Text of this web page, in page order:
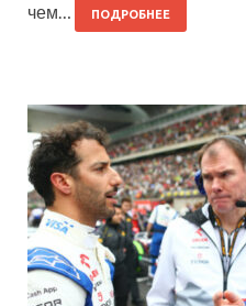
чем…
ПОДРОБНЕЕ